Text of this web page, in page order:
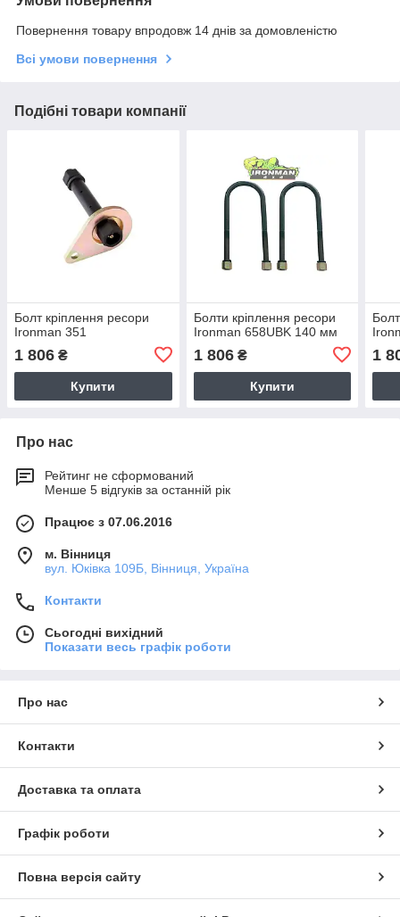
Повернення товару впродовж 14 днів за домовленістю
Всі умови повернення
Подібні товари компанії
Болт кріплення ресори
Ironman 351
1 806 ₴
Купити
Болти кріплення ресори
Ironman 658UBK 140 мм
1 806₴
Купити
1
Про нас
Рейтинг не сформований
Менше 5 відгуків за останній рік
Працює з 07.06.2016
м. Вінниця
вул. Юківка 109Б, Вінниця, Україна
Контакти
Сьогодні вихідний
Показати весь графік роботи
Про нас
Контакти
Доставка та оплата
Графік роботи
Повна версія сайту